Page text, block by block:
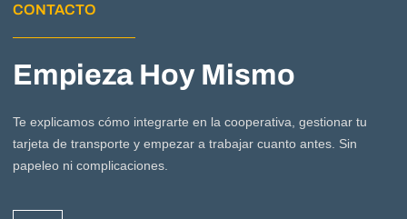
CONTACTO
Empieza Hoy Mismo
Te explicamos cómo integrarte en la cooperativa, gestionar tu
tarjeta de transporte y empezar a trabajar cuanto antes. Sin
papeleo ni complicaciones.